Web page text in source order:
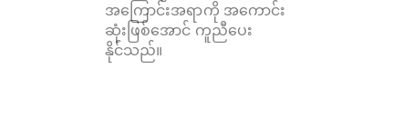
အကြောင်းအရာကို အကောင်း
ဆုံးဖြစ်အောင် ကူညီပေး
နိုင်သည်။